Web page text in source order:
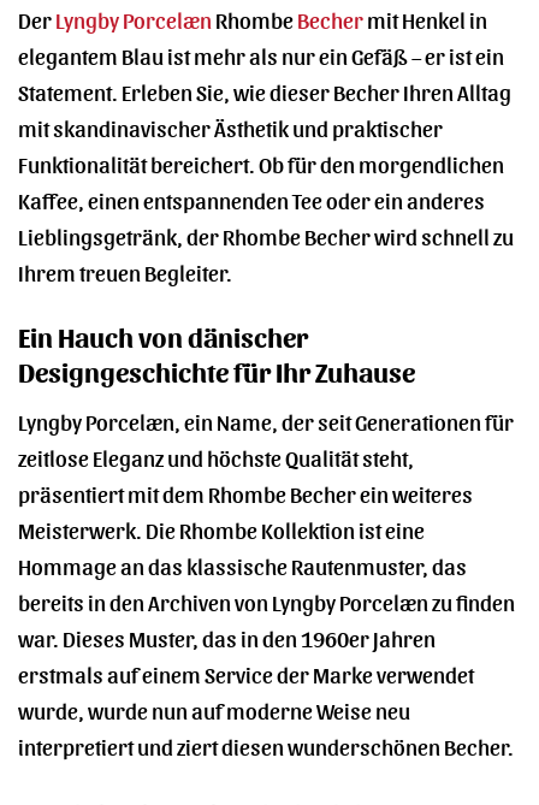
DerLyngby Porcelæn RhombeBechermit Henkel in
elegantem Blau ist mehr als nur ein Gefäß – er ist ein
Statement. Erleben Sie, wie dieser Becher Ihren Alltag
mit skandinavischer Ästhetik und praktischer
Funktionalität bereichert. Ob für den morgendlichen
Kaffee, einen entspannenden Tee oder ein anderes
Lieblingsgetränk, der Rhombe Becher wird schnell zu
Ihrem treuen Begleiter.
Ein Hauch von dänischer
Designgeschichte für Ihr Zuhause
Lyngby Porcelæn, ein Name, der seit Generationen für
zeitlose Eleganz und höchste Qualität steht,
präsentiert mit dem Rhombe Becher ein weiteres
Meisterwerk. Die Rhombe Kollektion ist eine
Hommage an das klassische Rautenmuster, das
bereits in den Archiven von Lyngby Porcelæn zu finden
war. Dieses Muster, das in den 1960er Jahren
erstmals auf einem Service der Marke verwendet
wurde, wurde nun auf moderne Weise neu
interpretiert und ziert diesen wunderschönen Becher.